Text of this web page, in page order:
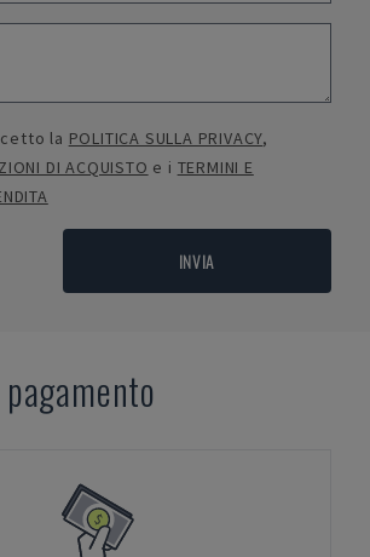
la POLITICA SULLA PRIVACY,
DI ACQUISTO e i TERMINI E
INVIA